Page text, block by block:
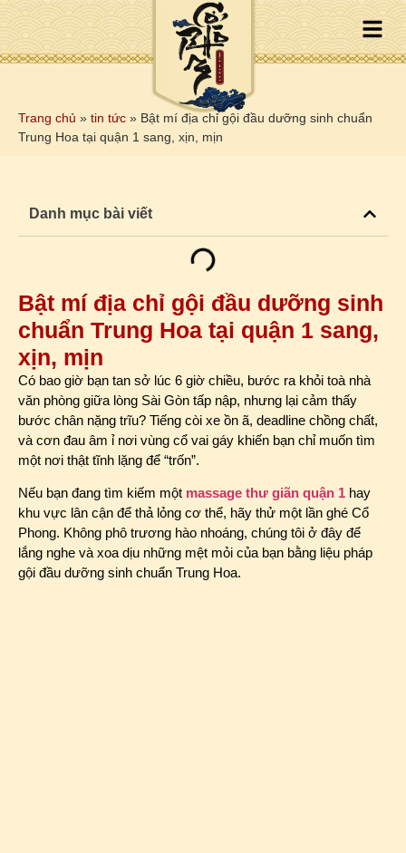
Trang chủ » tin tức » Bật mí địa chỉ gội đầu dưỡng sinh chuẩn
Trung Hoa tại quận 1 sang, xịn, mịn
Danh mục bài viết
Bật mí địa chỉ gội đầu dưỡng sinh
chuẩn Trung Hoa tại quận 1 sang,
xịn, mịn
Có bao giờ bạn tan sở lúc 6 giờ chiều, bước ra khỏi toà nhà
văn phòng giữa lòng Sài Gòn tấp nập, nhưng lại cảm thấy
bước chân nặng trĩu? Tiếng còi xe ồn ã, deadline chồng chất,
và cơn đau âm ỉ nơi vùng cổ vai gáy khiến bạn chỉ muốn tìm
một nơi thật tĩnh lặng để “trốn”.
Nếu bạn đang tìm kiếm một massage thư giãn quận 1 hay
khu vực lân cận để thả lỏng cơ thể, hãy thử một lần ghé Cổ
Phong. Không phô trương hào nhoáng, chúng tôi ở đây để
lắng nghe và xoa dịu những mệt mỏi của bạn bằng liệu pháp
gội đầu dưỡng sinh chuẩn Trung Hoa.